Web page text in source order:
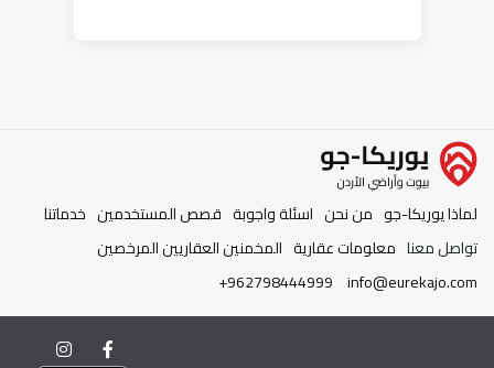
لماذا يوريكا-جو من نحن اسئلة واجوبة قصص المستخدمين خدماتنا
تواصل معنا معلومات عقارية المخمنين العقاريين المرخصين
info@eurekajo.com
+962798444999